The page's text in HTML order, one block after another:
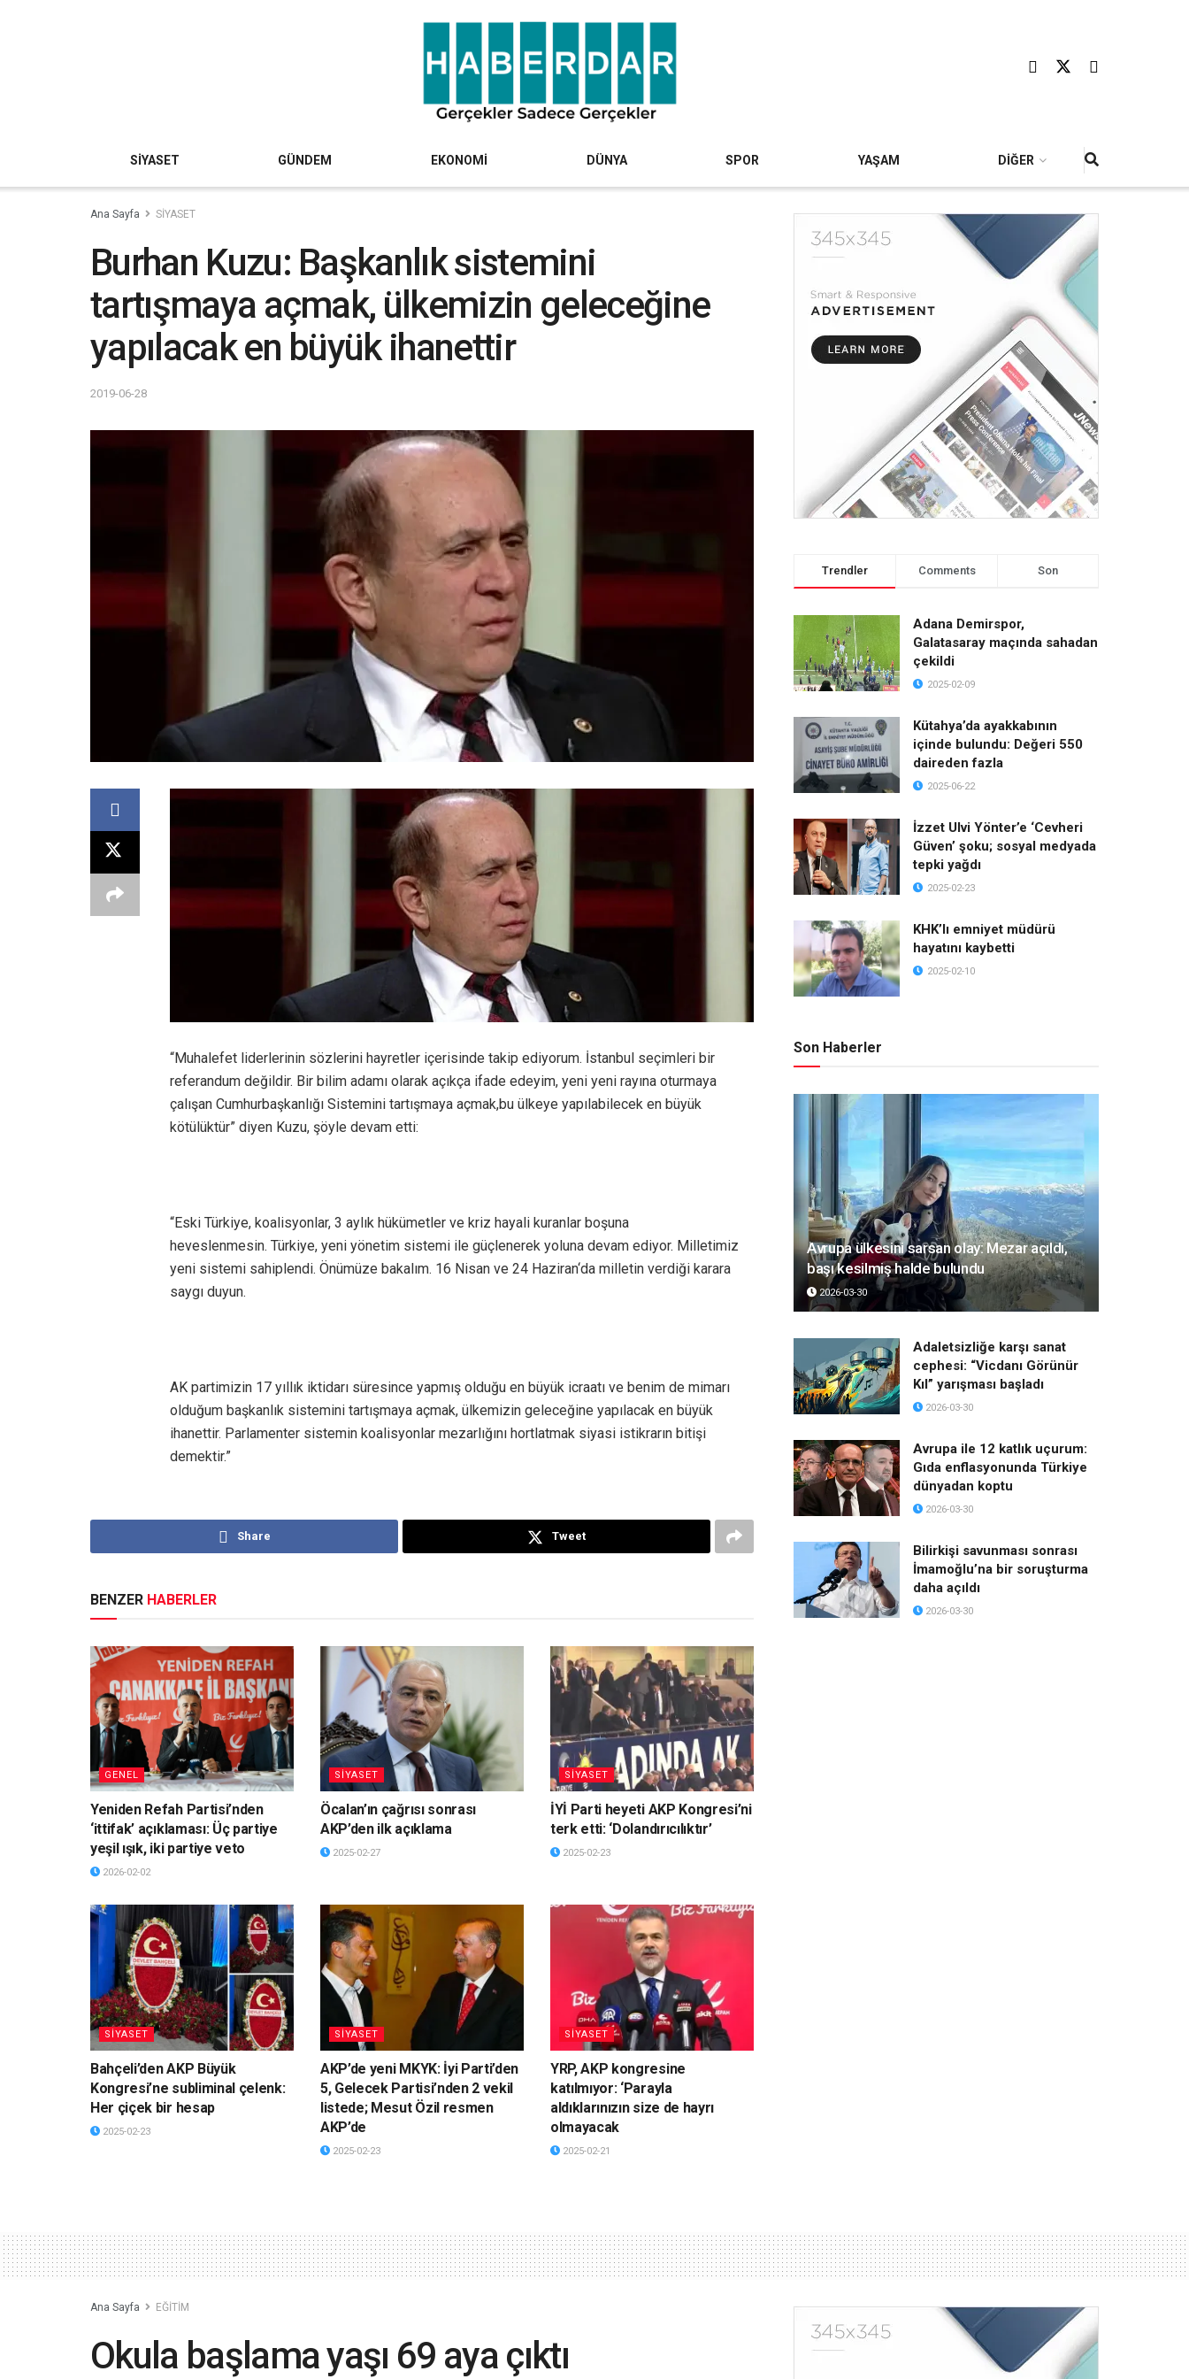
SİYASET GÜNDEM EKONOMİ DÜNYA SPOR YAŞAM DİĞER
Ana Sayfa SİYASET
Burhan Kuzu: Başkanlık sistemini
tartışmaya açmak, ülkemizin geleceğine
yapılacak en büyük ihanettir
2019-06-28
“Muhalefet liderlerinin sözlerini hayretler içerisinde takip ediyorum. İstanbul seçimleri bir
referandum değildir. Bir bilim adamı olarak açıkça ifade edeyim, yeni yeni rayına oturmaya
çalışan Cumhurbaşkanlığı Sistemini tartışmaya açmak,bu ülkeye yapılabilecek en büyük
kötülüktür” diyen Kuzu, şöyle devam etti:
“Eski Türkiye, koalisyonlar, 3 aylık hükümetler ve kriz hayali kuranlar boşuna
heveslenmesin. Türkiye, yeni yönetim sistemi ile güçlenerek yoluna devam ediyor. Milletimiz
yeni sistemi sahiplendi. Önümüze bakalım. 16 Nisan ve 24 Haziran‘da milletin verdiği karara
saygı duyun.
AK partimizin 17 yıllık iktidarı süresince yapmış olduğu en büyük icraatı ve benim de mimarı
olduğum başkanlık sistemini tartışmaya açmak, ülkemizin geleceğine yapılacak en büyük
ihanettir. Parlamenter sistemin koalisyonlar mezarlığını hortlatmak siyasi istikrarın bitişi
demektir.”
Share Tweet
BENZER HABERLER
GENEL
Yeniden Refah Partisi’nden
‘ittifak’ açıklaması: Üç partiye
yeşil ışık, iki partiye veto
2026-02-02
SİYASET
Öcalan’ın çağrısı sonrası
AKP’den ilk açıklama
2025-02-27
SİYASET
İYİ Parti heyeti AKP Kongresi’ni
terk etti: ‘Dolandırıcılıktır’
2025-02-23
SİYASET
Bahçeli’den AKP Büyük
Kongresi’ne subliminal çelenk:
Her çiçek bir hesap
2025-02-23
SİYASET
AKP’de yeni MKYK: İyi Parti’den
5, Gelecek Partisi’nden 2 vekil
listede; Mesut Özil resmen
AKP’de
2025-02-23
SİYASET
YRP, AKP kongresine
katılmıyor: ‘Parayla
aldıklarınızın size de hayrı
olmayacak
2025-02-21
Trendler Comments Son
Adana Demirspor,
Galatasaray maçında sahadan
çekildi
2025-02-09
Kütahya’da ayakkabının
içinde bulundu: Değeri 550
daireden fazla
2025-06-22
İzzet Ulvi Yönter’e ‘Cevheri
Güven’ şoku; sosyal medyada
tepki yağdı
2025-02-23
KHK’lı emniyet müdürü
hayatını kaybetti
2025-02-10
Son Haberler
Avrupa ülkesini sarsan olay: Mezar açıldı,
başı kesilmiş halde bulundu
2026-03-30
Adaletsizliğe karşı sanat
cephesi: “Vicdanı Görünür
Kıl” yarışması başladı
2026-03-30
Avrupa ile 12 katlık uçurum:
Gıda enflasyonunda Türkiye
dünyadan koptu
2026-03-30
Bilirkişi savunması sonrası
İmamoğlu’na bir soruşturma
daha açıldı
2026-03-30
Ana Sayfa EĞİTİM
Okula başlama yaşı 69 aya çıktı